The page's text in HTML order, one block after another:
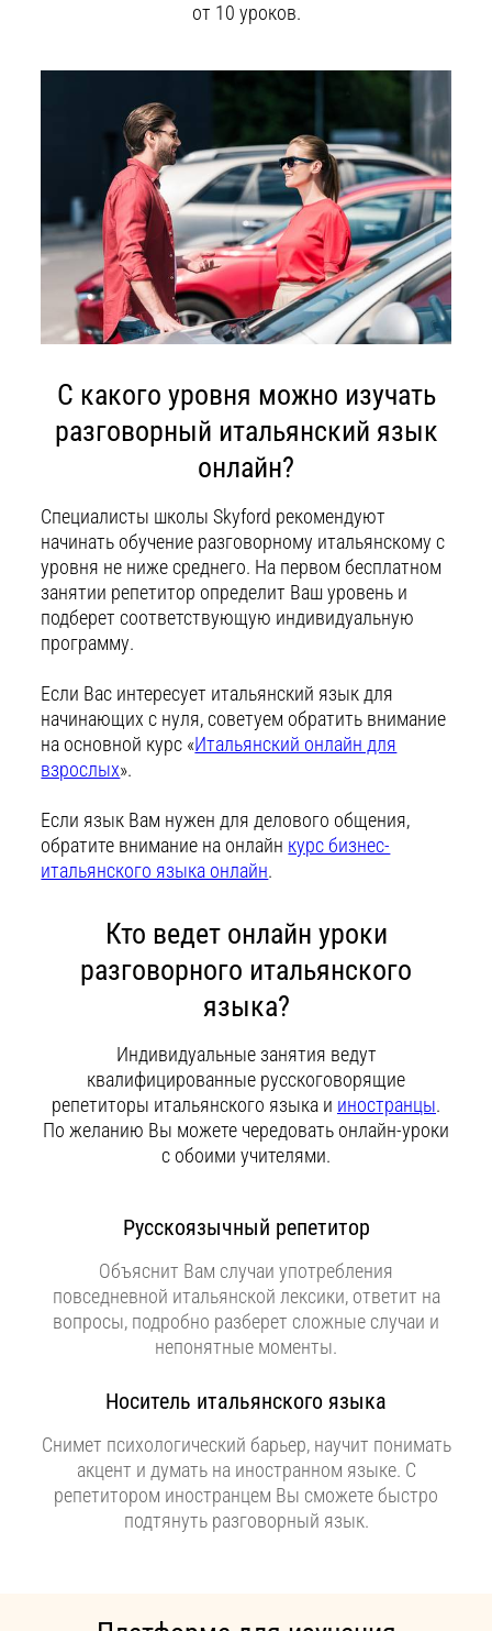
от 10 уроков.
С какого уровня можно изучать
разговорный итальянский язык
онлайн?
Специалисты школы Skyford рекомендуют
начинать обучение разговорному итальянскому с
уровня не ниже среднего. На первом бесплатном
занятии репетитор определит Ваш уровень и
подберет соответствующую индивидуальную
программу.
Если Вас интересует итальянский язык для
начинающих с нуля, советуем обратить внимание
на основной курс «Итальянский онлайн для
взрослых».
Если язык Вам нужен для делового общения,
обратите внимание на онлайн курс бизнес-
итальянского языка онлайн.
Кто ведет онлайн уроки
разговорного итальянского
языка?
Индивидуальные занятия ведут
квалифицированные русскоговорящие
репетиторы итальянского языка и иностранцы.
По желанию Вы можете чередовать онлайн-уроки
с обоими учителями.
Русскоязычный репетитор
Объяснит Вам случаи употребления
повседневной итальянской лексики, ответит на
вопросы, подробно разберет сложные случаи и
непонятные моменты.
Носитель итальянского языка
Снимет психологический барьер, научит понимать
акцент и думать на иностранном языке. С
репетитором иностранцем Вы сможете быстро
подтянуть разговорный язык.